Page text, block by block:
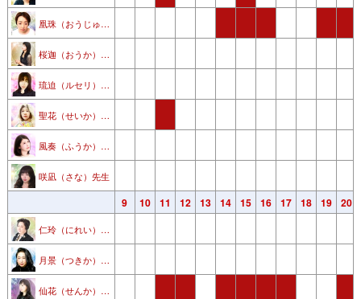
凰珠（おうじゅ）先生
桜迦（おうか） 先生
琉迫（ルセリ）先生
聖花（せいか） 先生
風奏（ふうか）先生
咲凪（さな）先生
仁玲（にれい）先生
月景（つきか）先生
仙花（せんか） 先生
9 10 11 12 13 14 15 16 17 18 19 20